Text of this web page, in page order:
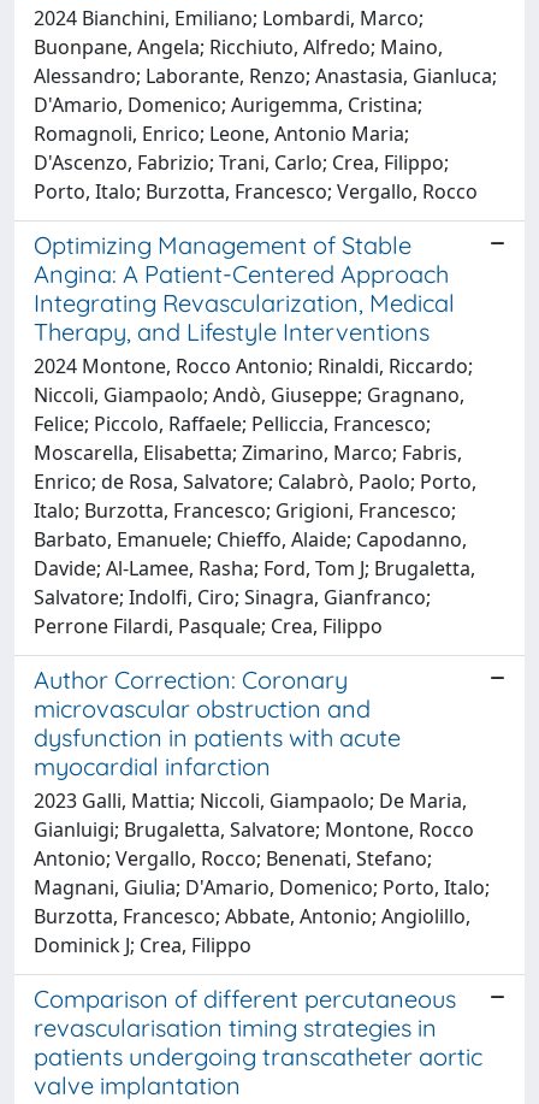
2024 Bianchini, Emiliano; Lombardi, Marco;
Buonpane, Angela; Ricchiuto, Alfredo; Maino,
Alessandro; Laborante, Renzo; Anastasia, Gianluca;
D'Amario, Domenico; Aurigemma, Cristina;
Romagnoli, Enrico; Leone, Antonio Maria;
D'Ascenzo, Fabrizio; Trani, Carlo; Crea, Filippo;
Porto, Italo; Burzotta, Francesco; Vergallo, Rocco
Optimizing Management of Stable
Angina: A Patient-Centered Approach
Integrating Revascularization, Medical
Therapy, and Lifestyle Interventions
2024 Montone, Rocco Antonio; Rinaldi, Riccardo;
Niccoli, Giampaolo; Andò, Giuseppe; Gragnano,
Felice; Piccolo, Raffaele; Pelliccia, Francesco;
Moscarella, Elisabetta; Zimarino, Marco; Fabris,
Enrico; de Rosa, Salvatore; Calabrò, Paolo; Porto,
Italo; Burzotta, Francesco; Grigioni, Francesco;
Barbato, Emanuele; Chieffo, Alaide; Capodanno,
Davide; Al-Lamee, Rasha; Ford, Tom J; Brugaletta,
Salvatore; Indolfi, Ciro; Sinagra, Gianfranco;
Perrone Filardi, Pasquale; Crea, Filippo
Author Correction: Coronary
microvascular obstruction and
dysfunction in patients with acute
myocardial infarction
2023 Galli, Mattia; Niccoli, Giampaolo; De Maria,
Gianluigi; Brugaletta, Salvatore; Montone, Rocco
Antonio; Vergallo, Rocco; Benenati, Stefano;
Magnani, Giulia; D'Amario, Domenico; Porto, Italo;
Burzotta, Francesco; Abbate, Antonio; Angiolillo,
Dominick J; Crea, Filippo
Comparison of different percutaneous
revascularisation timing strategies in
patients undergoing transcatheter aortic
valve implantation